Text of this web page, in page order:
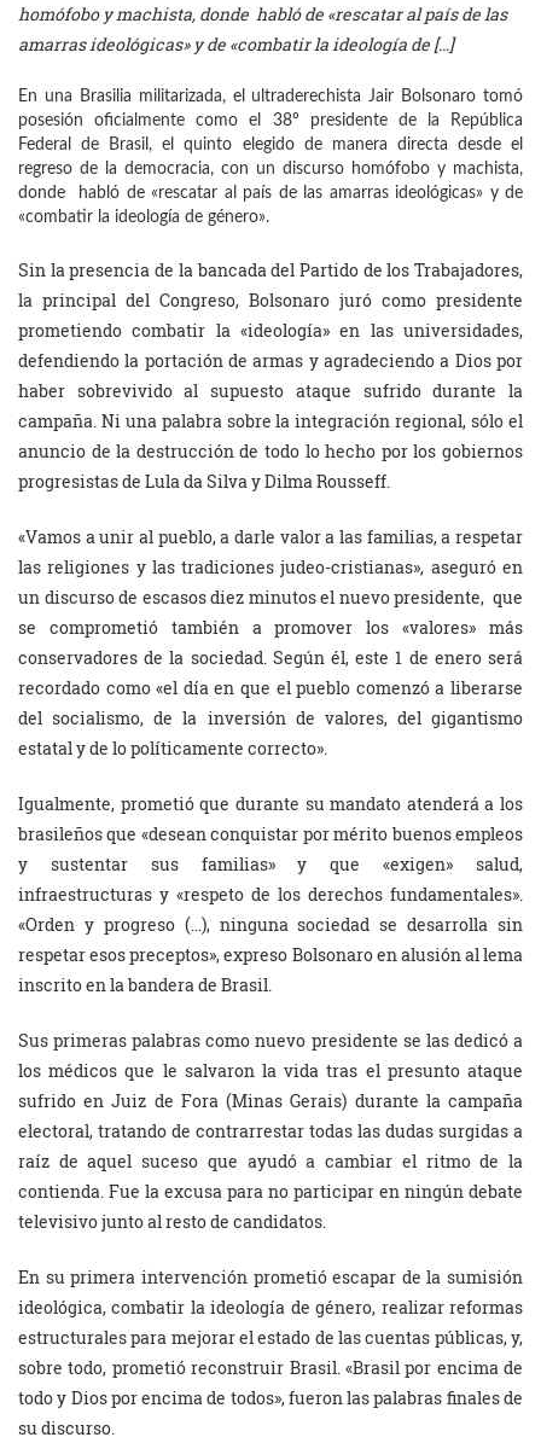
homófobo y machista, donde habló de «rescatar al país de las
amarras ideológicas» y de «combatir la ideología de […]
En una Brasilia militarizada, el ultraderechista Jair Bolsonaro tomó
posesión oficialmente como el 38º presidente de la República
Federal de Brasil, el quinto elegido de manera directa desde el
regreso de la democracia, con un discurso homófobo y machista,
donde habló de «rescatar al país de las amarras ideológicas» y de
«combatir la ideología de género».
Sin la presencia de la bancada del Partido de los Trabajadores,
la principal del Congreso, Bolsonaro juró como presidente
prometiendo combatir la «ideología» en las universidades,
defendiendo la portación de armas y agradeciendo a Dios por
haber sobrevivido al supuesto ataque sufrido durante la
campaña. Ni una palabra sobre la integración regional, sólo el
anuncio de la destrucción de todo lo hecho por los gobiernos
progresistas de Lula da Silva y Dilma Rousseff.
«Vamos a unir al pueblo, a darle valor a las familias, a respetar
las religiones y las tradiciones judeo-cristianas», aseguró en
un discurso de escasos diez minutos el nuevo presidente, que
se comprometió también a promover los «valores» más
conservadores de la sociedad. Según él, este 1 de enero será
recordado como «el día en que el pueblo comenzó a liberarse
del socialismo, de la inversión de valores, del gigantismo
estatal y de lo políticamente correcto».
Igualmente, prometió que durante su mandato atenderá a los
brasileños que «desean conquistar por mérito buenos empleos
y sustentar sus familias» y que «exigen» salud,
infraestructuras y «respeto de los derechos fundamentales».
«Orden y progreso (…), ninguna sociedad se desarrolla sin
respetar esos preceptos», expreso Bolsonaro en alusión al lema
inscrito en la bandera de Brasil.
Sus primeras palabras como nuevo presidente se las dedicó a
los médicos que le salvaron la vida tras el presunto ataque
sufrido en Juiz de Fora (Minas Gerais) durante la campaña
electoral, tratando de contrarrestar todas las dudas surgidas a
raíz de aquel suceso que ayudó a cambiar el ritmo de la
contienda. Fue la excusa para no participar en ningún debate
televisivo junto al resto de candidatos.
En su primera intervención prometió escapar de la sumisión
ideológica, combatir la ideología de género, realizar reformas
estructurales para mejorar el estado de las cuentas públicas, y,
sobre todo, prometió reconstruir Brasil. «Brasil por encima de
todo y Dios por encima de todos», fueron las palabras finales de
su discurso.